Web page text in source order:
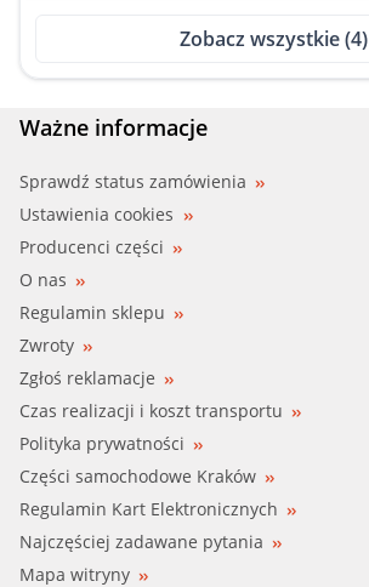
Zobacz wszystkie (4)
Ważne informacje
Sprawdź status zamówienia
Ustawienia cookies
Producenci części
O nas
Regulamin sklepu
Zwroty
Zgłoś reklamacje
Czas realizacji i koszt transportu
Polityka prywatności
Części samochodowe Kraków
Regulamin Kart Elektronicznych
Najczęściej zadawane pytania
Mapa witryny